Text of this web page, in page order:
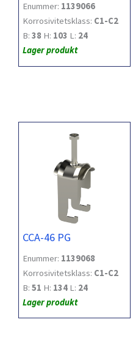
Enummer: 1139066
Korrosivitetsklass: C1-C2
B: 38 H: 103 L: 24
Lager produkt
CCA-46 PG
Enummer: 1139068
Korrosivitetsklass: C1-C2
B: 51 H: 134 L: 24
Lager produkt